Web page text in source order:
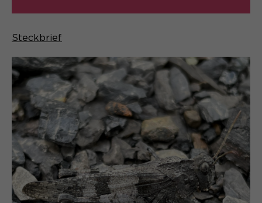
Steckbrief